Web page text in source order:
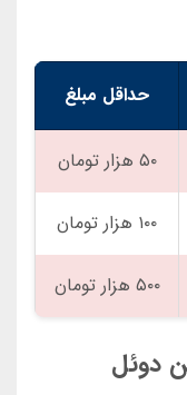
حداقل مبلغ
۵۰ هزار تومان
۱۰۰ هزار تومان
۵۰۰ هزار تومان
دوئل